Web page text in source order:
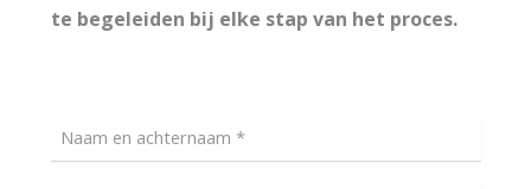
te begeleiden bij elke stap van het proces.